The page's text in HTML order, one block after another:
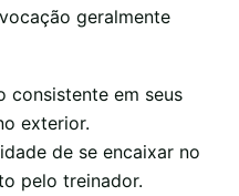
geralmente
consistente em seus
exterior.
de se encaixar no
pelo treinador.